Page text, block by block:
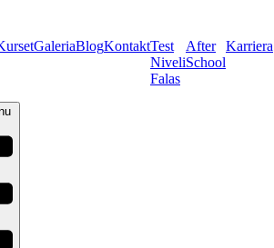
GaleriaBlogKontaktTest
Niveli
Falas
After
School
Karriera